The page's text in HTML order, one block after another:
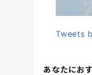
Tweets
あなたにお